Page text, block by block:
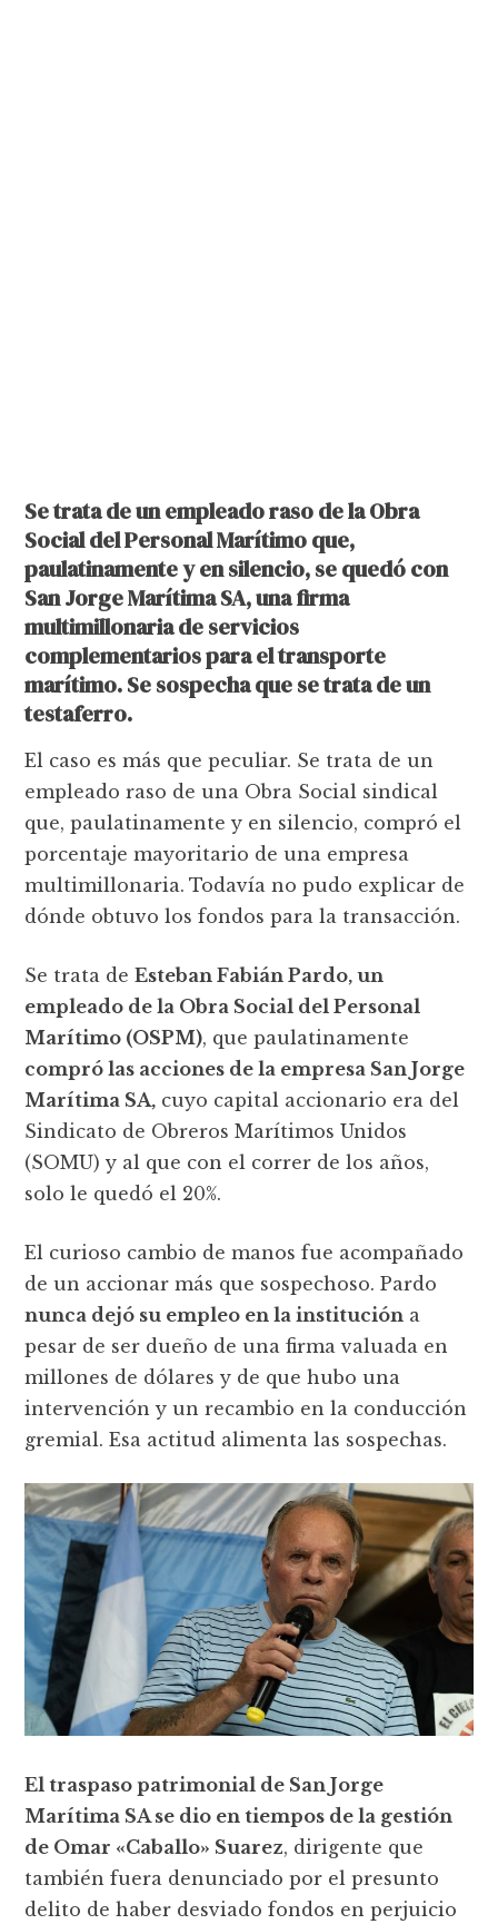
Se trata de un empleado raso de la Obra
Social del Personal Marítimo que,
paulatinamente y en silencio, se quedó con
San Jorge Marítima SA, una firma
multimillonaria de servicios
complementarios para el transporte
marítimo. Se sospecha que se trata de un
testaferro.
El caso es más que peculiar. Se trata de un
empleado raso de una Obra Social sindical
que, paulatinamente y en silencio, compró el
porcentaje mayoritario de una empresa
multimillonaria. Todavía no pudo explicar de
dónde obtuvo los fondos para la transacción.
Se trata deEsteban Fabián Pardo, un
empleado de la Obra Social del Personal
Marítimo (OSPM), que paulatinamente
compró las acciones de la empresa San Jorge
Marítima SA, cuyo capital accionario era del
Sindicato de Obreros Marítimos Unidos
(SOMU) y al que con el correr de los años,
solo le quedó el 20%.
El curioso cambio de manos fue acompañado
de un accionar más que sospechoso. Pardo
nunca dejó su empleo en la institución a
pesar de ser dueño de una firma valuada en
millones de dólares y de que hubo una
intervención y un recambio en la conducción
gremial. Esa actitud alimenta las sospechas.
El traspaso patrimonial de San Jorge
Marítima SA se dio en tiempos de la gestión
de Omar «Caballo» Suarez, dirigente que
también fuera denunciado por el presunto
delito de haber desviado fondos en perjuicio